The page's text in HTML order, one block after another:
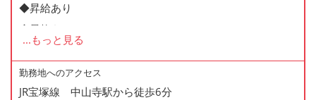
◆昇給あり
◆昇格あり
◆正社員登用制度あり
◆有給休暇あり
◆産休・育休あり
... もっと見る
勤務地へのアクセス
JR宝塚線 中山寺駅から徒歩6分